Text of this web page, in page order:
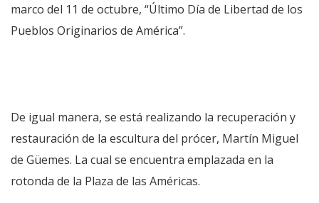
marco del 11 de octubre, “Último Día de Libertad de los
Pueblos Originarios de América”.
De igual manera, se está realizando la recuperación y
restauración de la escultura del prócer, Martín Miguel
de Güemes. La cual se encuentra emplazada en la
rotonda de la Plaza de las Américas.